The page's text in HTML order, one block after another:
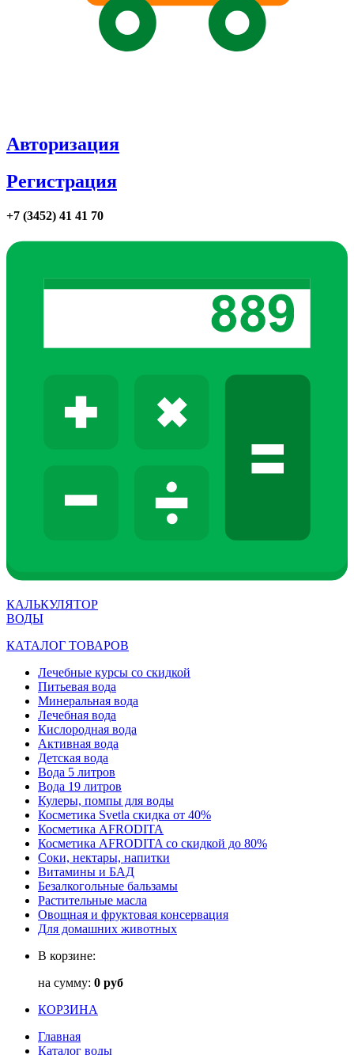
Авторизация
Регистрация
+7 (3452) 41 41 70
КАЛЬКУЛЯТОР
ВОДЫ
КАТАЛОГ ТОВАРОВ
Лечебные курсы со скидкой
Питьевая вода
Минеральная вода
Лечебная вода
Кислородная вода
Активная вода
Детская вода
Вода 5 литров
Вода 19 литров
Кулеры, помпы для воды
Косметика Svetla скидка от 40%
Косметика AFRODITA
Косметика AFRODITA со скидкой до 80%
Соки, нектары, напитки
Витамины и БАД
Безалкогольные бальзамы
Растительные масла
Овощная и фруктовая консервация
Для домашних животных
В корзине:
на сумму: 0 руб
КОРЗИНА
Главная
Каталог воды